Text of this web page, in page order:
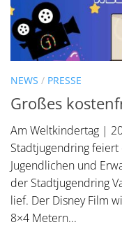
NEWS / PRESSE
Großes
Am Weltkindertag |
Stadtjugendring feiert
Jugendlichen und
der Stadtjugendring
lief. Der Disney Film
8×4 Metern...